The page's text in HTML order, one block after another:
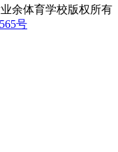
余体育学校版权所有
号